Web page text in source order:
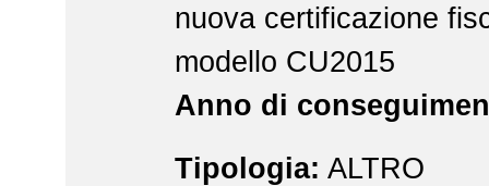
nuova certificazione
modello CU2015
Anno di
Tipologia: ALTRO